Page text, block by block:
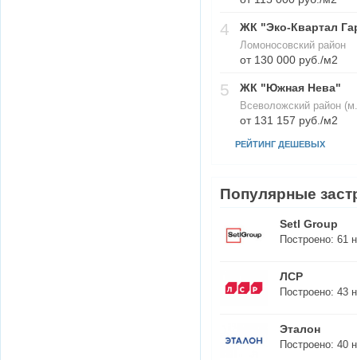
4 ЖК "Эко-Квартал
Ломоносовский район
от 130 000 руб./м2
5 ЖК "Южная Нева"
Всеволожский район
от 131 157 руб./м2
РЕЙТИНГ ДЕШЕВЫХ
Популярные
Setl Group
Построено: 61
ЛСР
Построено: 43
Эталон
Построено: 40